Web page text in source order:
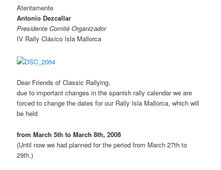
Atentamente
Antonio Dezcallar
Presidente Comité Organizador
IV Rally Clásico Isla Mallorca
Dear Friends of Classic Rallying,
due to important changes in the spanish rally calendar we are
forced to change the dates for our Rally Isla Mallorca, which will
be held
from March 5th to March 8th, 2008
(Until now we had planned for the period from March 27th to
29th.)